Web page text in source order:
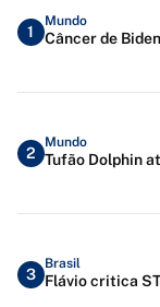
1
Mundo
Câncer de
2
Mundo
Tufão Dolphin
3
Brasil
Flávio critica